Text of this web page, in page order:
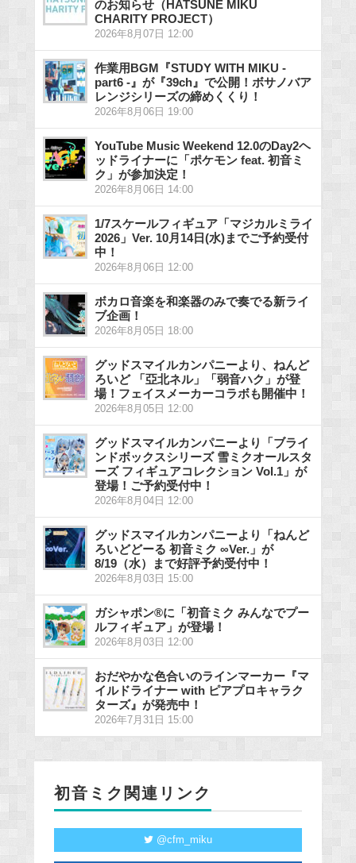
のお知らせ（HATSUNE MIKU
CHARITY PROJECT）
2026年8月07日 12:00
作業用BGM『STUDY WITH MIKU -
part6 -』が『39ch』で公開！ボサノバア
レンジシリーズの締めくくり！
2026年8月06日 19:00
YouTube Music Weekend 12.0のDay2ヘ
ッドライナーに「ポケモン feat. 初音ミ
ク」が参加決定！
2026年8月06日 14:00
1/7スケールフィギュア「マジカルミライ
2026」Ver. 10月14日(水)までご予約受付
中！
2026年8月06日 12:00
ボカロ音楽を和楽器のみで奏でる新ライ
ブ企画！
2026年8月05日 18:00
グッドスマイルカンパニーより、ねんど
ろいど 「亞北ネル」「弱音ハク」が登
場！フェイスメーカーコラボも開催中！
2026年8月05日 12:00
グッドスマイルカンパニーより「ブライ
ンドボックスシリーズ 雪ミクオールスタ
ーズ フィギュアコレクション Vol.1」が
登場！ご予約受付中！
2026年8月04日 12:00
グッドスマイルカンパニーより「ねんど
ろいどどーる 初音ミク ∞Ver.」が
8/19（水）まで好評予約受付中！
2026年8月03日 15:00
ガシャポン®に「初音ミク みんなでプー
ルフィギュア」が登場！
2026年8月03日 12:00
おだやかな色合いのラインマーカー『マ
イルドライナー with ピアプロキャラク
ターズ』が発売中！
2026年7月31日 15:00
初音ミク関連リンク
@cfm_miku